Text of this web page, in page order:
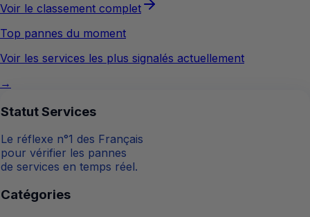
Voir le classement complet
Top pannes du moment
Voir les services les plus signalés actuellement
→
Statut Services
Le réflexe n°1 des Français
pour vérifier les pannes
de services en temps réel.
Catégories